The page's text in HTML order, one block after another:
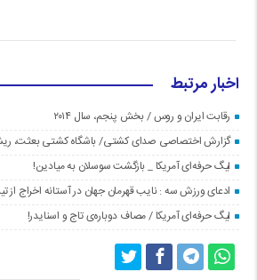
اخبار مرتبط
رقابت ایران و روس / بخش پنجم، سال ۲۰۱۴
گزارش اختصاصی صدای کشتی/ باشگاه کشتی بعثت،
لیگ حرفه‌ای آمریکا _ بازگشت سوسلان به میادین!
ادعای ورزش سه : نایب قهرمان جهان در آستانه اخراج از
لیگ حرفه‌ای آمریکا / مصاف دوباره‌ی تاج و اسنایدر!